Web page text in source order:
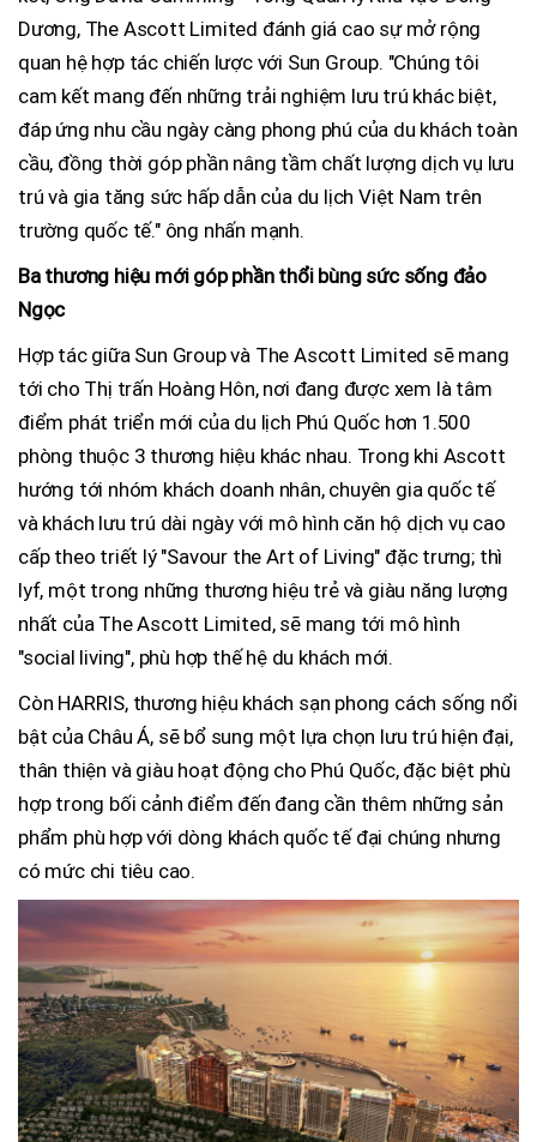
Dương, The Ascott Limited đánh giá cao sự mở rộng
quan hệ hợp tác chiến lược với Sun Group. "Chúng tôi
cam kết mang đến những trải nghiệm lưu trú khác biệt,
đáp ứng nhu cầu ngày càng phong phú của du khách toàn
cầu, đồng thời góp phần nâng tầm chất lượng dịch vụ lưu
trú và gia tăng sức hấp dẫn của du lịch Việt Nam trên
trường quốc tế." ông nhấn mạnh.
Ba thương hiệu mới góp phần thổi bùng sức sống đảo
Ngọc
Hợp tác giữa Sun Group và The Ascott Limited sẽ mang
tới cho Thị trấn Hoàng Hôn, nơi đang được xem là tâm
điểm phát triển mới của du lịch Phú Quốc hơn 1.500
phòng thuộc 3 thương hiệu khác nhau. Trong khi Ascott
hướng tới nhóm khách doanh nhân, chuyên gia quốc tế
và khách lưu trú dài ngày với mô hình căn hộ dịch vụ cao
cấp theo triết lý "Savour the Art of Living" đặc trưng; thì
lyf, một trong những thương hiệu trẻ và giàu năng lượng
nhất của The Ascott Limited, sẽ mang tới mô hình
"social living", phù hợp thế hệ du khách mới.
Còn HARRIS, thương hiệu khách sạn phong cách sống nổi
bật của Châu Á, sẽ bổ sung một lựa chọn lưu trú hiện đại,
thân thiện và giàu hoạt động cho Phú Quốc, đặc biệt phù
hợp trong bối cảnh điểm đến đang cần thêm những sản
phẩm phù hợp với dòng khách quốc tế đại chúng nhưng
có mức chi tiêu cao.